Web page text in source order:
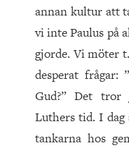
annan kultur att
vi inte Paulus på
gjorde. Vi möter
desperat frågar:
Gud?” Det
Luthers tid. I
tankarna hos